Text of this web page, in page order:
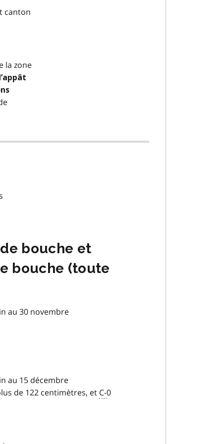
canton
la zone
bouche et
bouche (toute
au 30 novembre
au 15 décembre
de 122 centimètres, et C-0